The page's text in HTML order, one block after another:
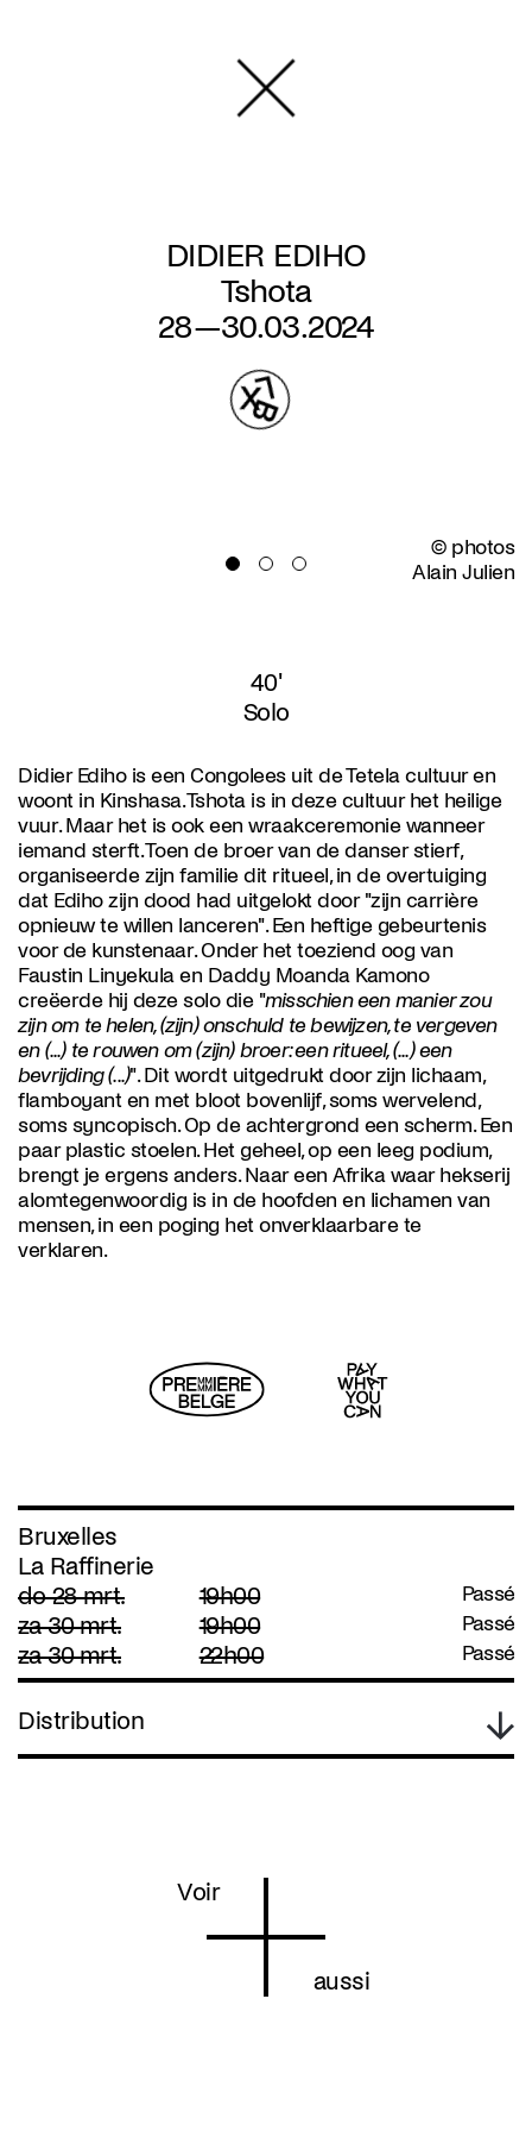
DIDIER EDIHO
Tshota
28—30.03.2024
© photos
Alain Julien
40'
Solo
Didier Ediho is een Congolees uit de Tetela cultuur en
woont in Kinshasa. Tshota is in deze cultuur het heilige
vuur. Maar het is ook een wraakceremonie wanneer
iemand sterft. Toen de broer van de danser stierf,
organiseerde zijn familie dit ritueel, in de overtuiging
dat Ediho zijn dood had uitgelokt door "zijn carrière
opnieuw te willen lanceren". Een heftige gebeurtenis
voor de kunstenaar. Onder het toeziend oog van
Faustin Linyekula en Daddy Moanda Kamono
creëerde hij deze solo die "misschien een manier zou
zijn om te helen, (zijn) onschuld te bewijzen, te vergeven
en (...) te rouwen om (zijn) broer: een ritueel, (...) een
bevrijding (...)". Dit wordt uitgedrukt door zijn lichaam,
flamboyant en met bloot bovenlijf, soms wervelend,
soms syncopisch. Op de achtergrond een scherm. Een
paar plastic stoelen. Het geheel, op een leeg podium,
brengt je ergens anders. Naar een Afrika waar hekserij
alomtegenwoordig is in de hoofden en lichamen van
mensen, in een poging het onverklaarbare te
verklaren.
Bruxelles
La Raffinerie
do 28 mrt.
19h00 Passé
za 30 mrt. 19h00 Passé
za 30 mrt. 22h00 Passé
Distribution
Voir
aussi